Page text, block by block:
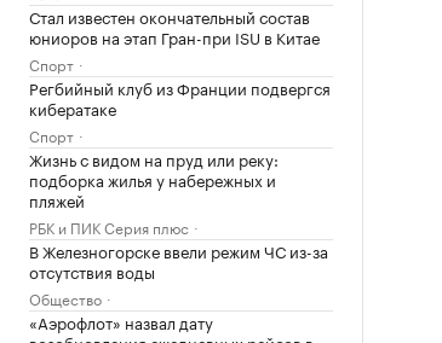
Стал известен окончательный состав
юниоров на этап Гран-при ISU в Китае
Спорт
Регбийный клуб из Франции подвергся
кибератаке
Спорт
Жизнь с видом на пруд или реку:
подборка жилья у набережных и
пляжей
РБК и ПИК Серия плюс
В Железногорске ввели режим ЧС из-за
отсутствия воды
Общество
«Аэрофлот» назвал дату